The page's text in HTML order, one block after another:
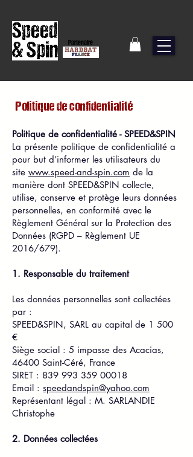
Partenaire
Politique de confidentialité
Politique de confidentialité - SPEED&SPIN
La présente politique de confidentialité a
pour but d’informer les utilisateurs du
site www.speed-and-spin.com de la
manière dont SPEED&SPIN collecte,
utilise, conserve et protège leurs données
personnelles, en conformité avec le
Règlement Général sur la Protection des
Données (RGPD – Règlement UE
2016/679).
1. Responsable du traitement
Les données personnelles sont collectées
par :
SPEED&SPIN, SARL au capital de 1 500
€
Siège social : 5 impasse des Acacias,
46400 Saint-Céré, France
SIRET : 839 993 359 00018
Email : speedandspin@yahoo.com
Représentant légal : M. SARLANDIE
Christophe
2. Données collectées